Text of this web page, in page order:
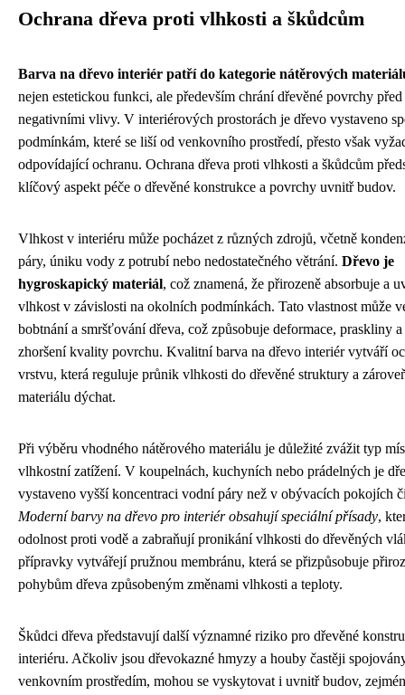
Ochrana dřeva proti vlhkosti a škůdcům
Barva na dřevo interiér patří do kategorie nátěrových
nejen estetickou funkci, ale především chrání dřevěné povrchy
negativními vlivy. V interiérových prostorách je dřevo vystaveno
podmínkám, které se liší od venkovního prostředí, přesto však
odpovídající ochranu. Ochrana dřeva proti vlhkosti a škůdcům
klíčový aspekt péče o dřevěné konstrukce a povrchy uvnitř budov.
Vlhkost v interiéru může pocházet z různých zdrojů, včetně
páry, úniku vody z potrubí nebo nedostatečného větrání. Dřevo je
hygroskapický materiál, což znamená, že přirozeně absorbuje a
vlhkost v závislosti na okolních podmínkách. Tato vlastnost může
bobtnání a smršťování dřeva, což způsobuje deformace, praskliny
zhoršení kvality povrchu. Kvalitní barva na dřevo interiér vytváří
vrstvu, která reguluje průnik vlhkosti do dřevěné struktury a
materiálu dýchat.
Při výběru vhodného nátěrového materiálu je důležité zvážit typ
vlhkostní zatížení. V koupelnách, kuchyních nebo prádelných je
vystaveno vyšší koncentraci vodní páry než v obývacích pokojích
Moderní barvy na dřevo pro interiér obsahují speciální přísady,
odolnost proti vodě a zabraňují pronikání vlhkosti do dřevěných
přípravky vytvářejí pružnou membránu, která se přizpůsobuje
pohybům dřeva způsobeným změnami vlhkosti a teploty.
Škůdci dřeva představují další významné riziko pro dřevěné
interiéru. Ačkoliv jsou dřevokazné hmyzy a houby častěji
venkovním prostředím, mohou se vyskytovat i uvnitř budov,